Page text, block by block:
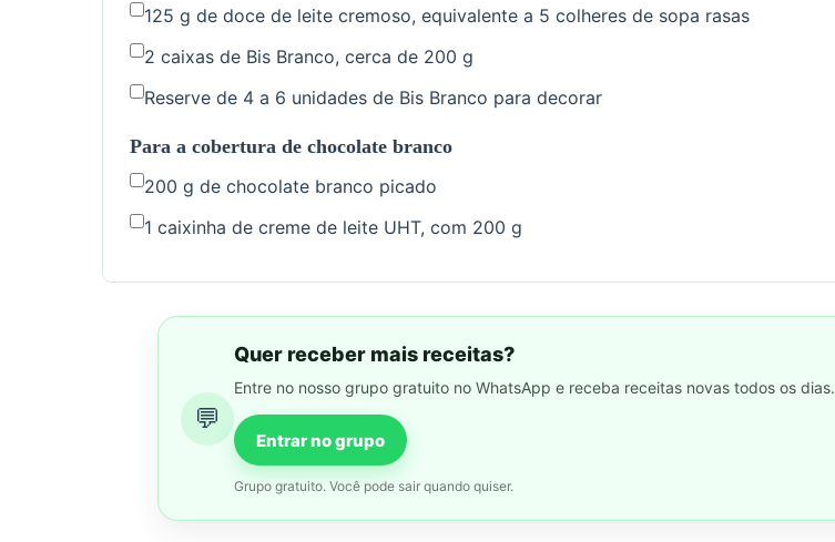
125 g de doce de leite cremoso, equivalente a 5 colheres de sopa rasas
2 caixas de Bis Branco, cerca de 200 g
Reserve de 4 a 6 unidades de Bis Branco para decorar
Para a cobertura de chocolate branco
200 g de chocolate branco picado
1 caixinha de creme de leite UHT, com 200 g
💬
Quer receber mais receitas?
Entre no nosso grupo gratuito no WhatsApp e receba receitas novas todos os dias.
Entrar no grupo
Grupo gratuito. Você pode sair quando quiser.